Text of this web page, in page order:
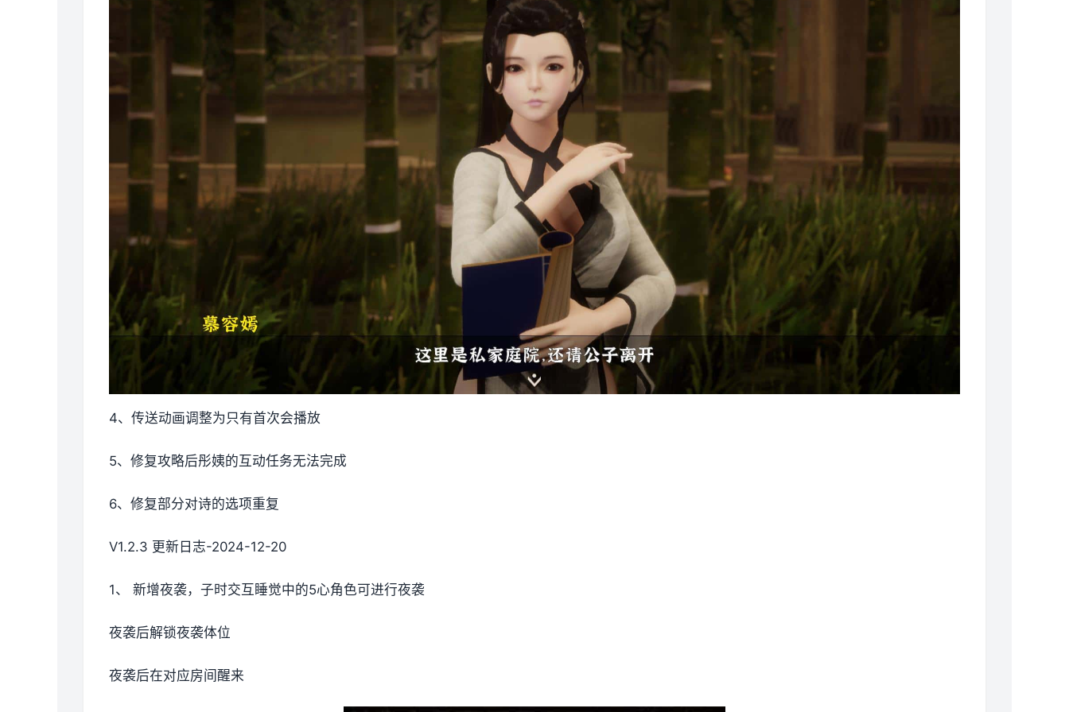
4、传送动画调整为只有首次会播放
5、修复攻略后彤姨的互动任务无法完成
6、修复部分对诗的选项重复
V1.2.3 更新日志-2024-12-20
1、 新增夜袭，子时交互睡觉中的5心角色可进行夜袭
夜袭后解锁夜袭体位
夜袭后在对应房间醒来